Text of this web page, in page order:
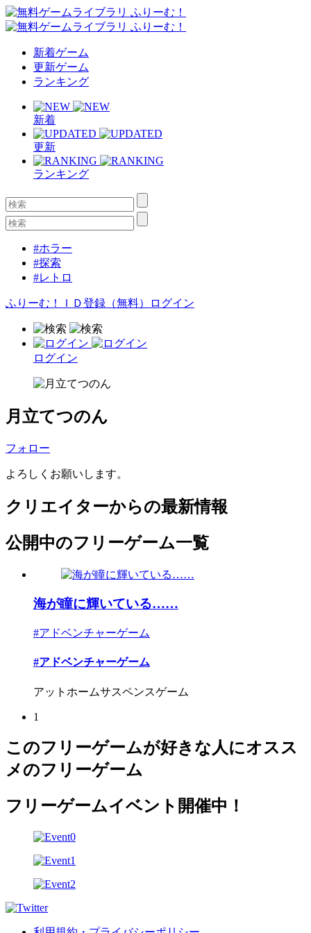
新着ゲーム
更新ゲーム
ランキング
新着
更新
ランキング
#ホラー
#探索
#レトロ
ふりーむ！ＩＤ登録（無料） ログイン
ログイン
月立てつのん
フォロー
よろしくお願いします。
クリエイターからの最新情報
公開中のフリーゲーム一覧
海が瞳に輝いている……
#アドベンチャーゲーム
#アドベンチャーゲーム
アットホームサスペンスゲーム
1
このフリーゲームが好きな人にオスス
メのフリーゲーム
フリーゲームイベント開催中！